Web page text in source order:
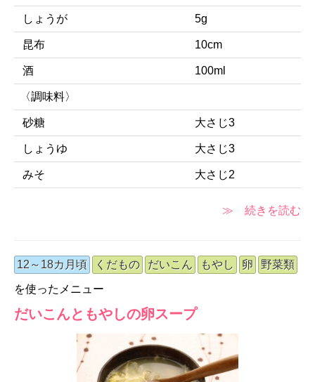
しょうが 5g
昆布 10cm
酒 100ml
〈調味料〉
砂糖 大さじ3
しょうゆ 大さじ3
みそ 大さじ2
≫ 続きを読む
12～18カ月頃 くだもの だいこん もやし 卵 野菜類
を使ったメニュー
だいこんともやしの卵スープ